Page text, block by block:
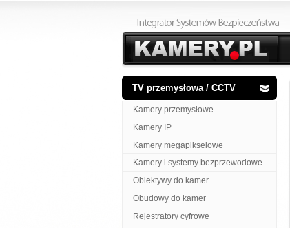
TV przemysłowa / CCTV
Kamery przemysłowe
Kamery IP
Kamery megapikselowe
Kamery i systemy bezprzewodowe
Obiektywy do kamer
Obudowy do kamer
Rejestratory cyfrowe